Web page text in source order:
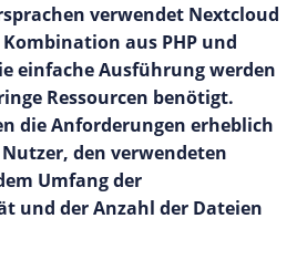
verwendet Nextcloud
aus PHP und
einfache Ausführung werden
Ressourcen benötigt.
die Anforderungen erheblich
den verwendeten
Umfang der
und der Anzahl der Dateien